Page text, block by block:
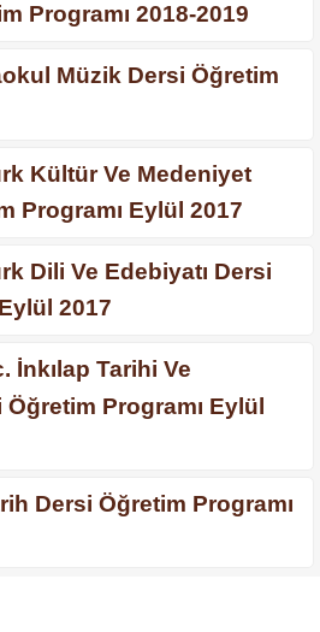
Programı 2018-2019
Müzik Dersi Öğretim
Kültür Ve Medeniyet
Programı Eylül 2017
Dili Ve Edebiyatı Dersi
2017
İnkılap Tarihi Ve
Programı Eylül
Dersi Öğretim Programı